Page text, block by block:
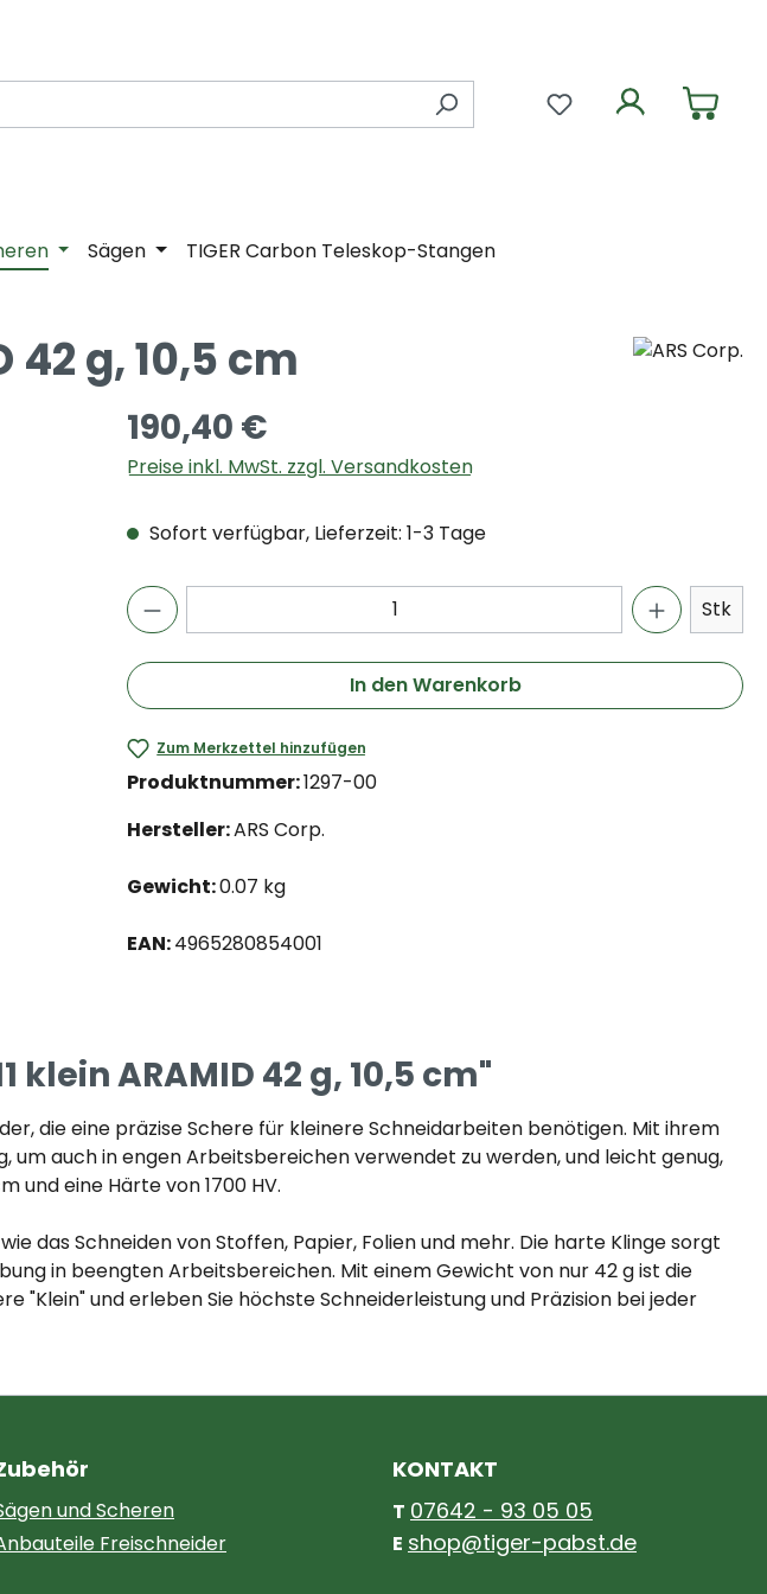
Du hast 0
Sägen TIGER Carbon Teleskop-Stangen
42 g, 10,5 cm
190,40 €
Preise inkl. MwSt. zzgl. Versandkosten
Sofort verfügbar, Lieferzeit: 1-3 Tage
Stk
In den Warenkorb
Zum Merkzettel hinzufügen
Produktnummer:1297-00
Hersteller:ARS Corp.
Gewicht:0.07 kg
EAN:4965280854001
ARAMID 42 g, 10,5 cm"
die eine präzise Schere für kleinere Schneidarbeiten benötigen. Mit ihrem
auch in engen Arbeitsbereichen verwendet zu werden, und leicht genug,
und eine Härte von 1700 HV.
das Schneiden von Stoffen, Papier, Folien und mehr. Die harte Klinge sorgt
in beengten Arbeitsbereichen. Mit einem Gewicht von nur 42 g ist die
"Klein" und erleben Sie höchste Schneiderleistung und Präzision bei jeder
und Scheren
Freischneider
KONTAKT
T 07642 - 93 05 05
E shop@tiger-pabst.de